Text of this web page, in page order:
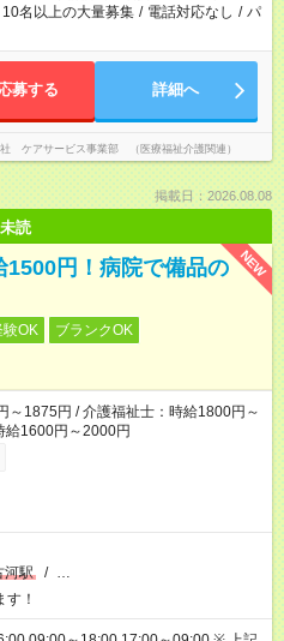
10名以上の大量募集 / 電話対応なし / パ
募する 詳細へ
ケアサービス事業部 （医療福祉介護関連）
掲載日：2026.08.08
未読
NEW
1500円！病院で備品の
験OK
ブランクOK
～1875円 / 介護福祉士：時給1800円～
給1600円～2000円
河駅 / …
！